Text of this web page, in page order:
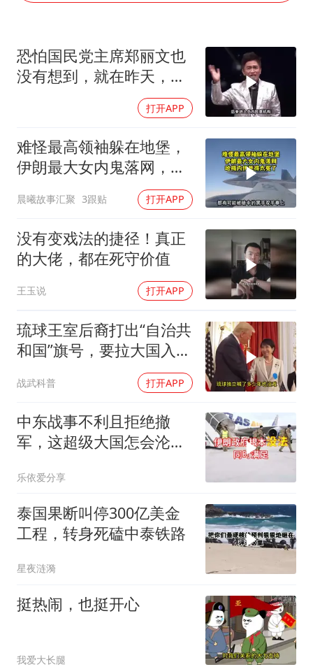
“还不如不放假”
恐怕国民党主席郑丽文也
没有想到，就在昨天，对
打开APP
难怪最高领袖躲在地堡，
伊朗最大女内鬼落网，哈
晨曦故事汇聚 3跟贴 打开APP
没有变戏法的捷径！真正
的大佬，都在死守价值
王玉说 打开APP
琉球王室后裔打出“自治共
和国”旗号，要拉大国入局
战武科普 打开APP
中东战事不利且拒绝撤
军，这超级大国怎会沦为
乐依爱分享
泰国果断叫停300亿美金
工程，转身死磕中泰铁路
星夜涟漪
挺热闹，也挺开心
我爱大长腿